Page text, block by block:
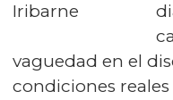
vaguedad en el
condiciones